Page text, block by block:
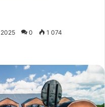
0 1 074